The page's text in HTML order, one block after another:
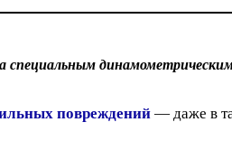
специальным
повреждений — даже в